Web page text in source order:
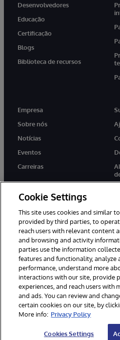
Desenvolvedores
Educação
Certificação
Blogs
Biblioteca de recursos
Empresa
Sobre nós
Notícias
Eventos
Carreiras
twitter youtubefacebook
© 1996-2022 InterSystems
direitos reservados.
Avisos/Termos & Condições
Garantia
Acessibilidade
Cookie Settings
This site uses cookies and similar
provided by third parties, to
reach users with relevant content
and browsing and activity
parties use the information
features and functionality, analyze
performance, understand more
interactions with our site, provide
experiences, and reach users with
and ads. You can review and
certain cookies on our site, by
More info: Privacy Policy
Cookies Settings